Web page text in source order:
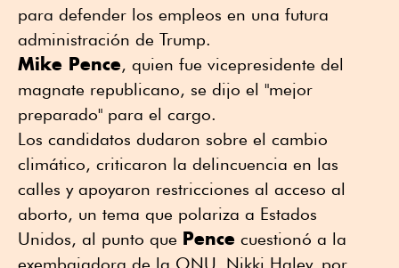
para defender los empleos en una futura
administración de Trump.
Mike Pence, quien fue vicepresidente del
magnate republicano, se dijo el "mejor
preparado" para el cargo.
Los candidatos dudaron sobre el cambio
climático, criticaron la delincuencia en las
calles y apoyaron restricciones al acceso al
aborto, un tema que polariza a Estados
Unidos, al punto que Pence cuestionó a la
exembajadora de la ONU, Nikki Haley, por